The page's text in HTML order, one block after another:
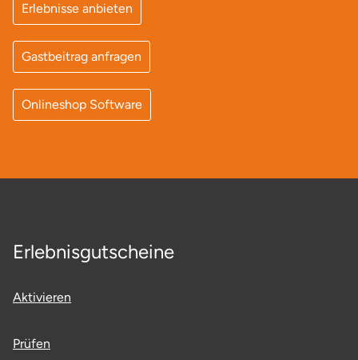
Erlebnisse anbieten
Gastbeitrag anfragen
Onlineshop Software
Erlebnisgutscheine
Aktivieren
Prüfen